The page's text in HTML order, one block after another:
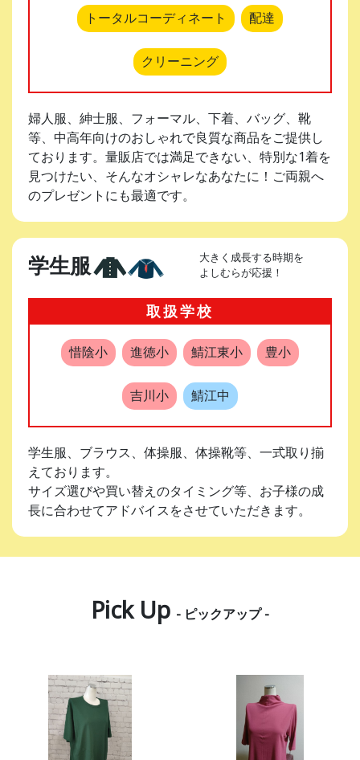
トータルコーディネート 配達
クリーニング
婦人服、紳士服、フォーマル、下着、バッグ、靴
等、中高年向けのおしゃれで良質な商品をご提供し
ております。量販店では満足できない、特別な1着を
見つけたい、そんなオシャレなあなたに！ご両親へ
のプレゼントにも最適です。
学生服
大きく成長する時期を
よしむらが応援！
取扱学校
惜陰小 進徳小 鯖江東小 豊小
吉川小 鯖江中
学生服、ブラウス、体操服、体操靴等、一式取り揃
えております。
サイズ選びや買い替えのタイミング等、お子様の成
長に合わせてアドバイスをさせていただきます。
Pick Up - ピックアップ -